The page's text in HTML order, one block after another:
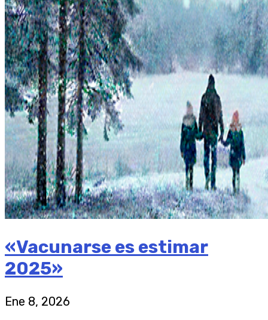
«Vacunarse es estimar
2025»
Ene 8, 2026